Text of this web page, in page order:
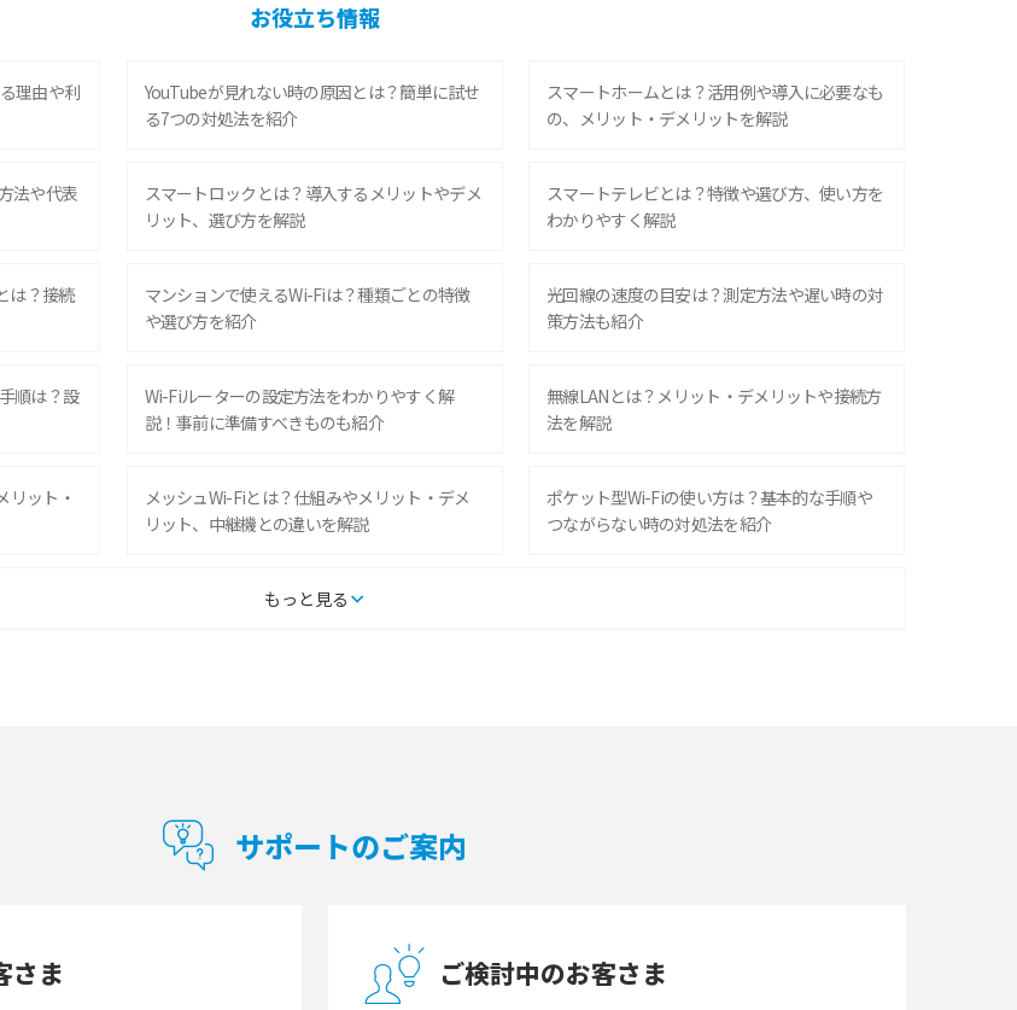
お役立ち情報
理由や利
YouTubeが見れない時の原因とは？簡単に試せ
る7つの対処法を紹介
スマートホームとは？活用例や導入に必要なも
の、メリット・デメリットを解説
法や代表
スマートロックとは？導入するメリットやデメ
リット、選び方を解説
スマートテレビとは？特徴や選び方、使い方を
わかりやすく解説
は？接続
マンションで使えるWi-Fiは？種類ごとの特徴
や選び方を紹介
光回線の速度の目安は？測定方法や遅い時の対
策方法も紹介
順は？設
Wi-Fiルーターの設定方法をわかりやすく解
説！事前に準備すべきものも紹介
無線LANとは？メリット・デメリットや接続方
法を解説
リット・
メッシュWi-Fiとは？仕組みやメリット・デメ
リット、中継機との違いを解説
ポケット型Wi-Fiの使い方は？基本的な手順や
つながらない時の対処法を紹介
持ち運びできるポケット型Wi-Fiのおススメの
スメする方の特徴や選び方を解説
法や注 Wi-Fiを自宅に設置する方法は？必要なことや
もっと見る
サポートのご案内
さま ご検討中のお客さま